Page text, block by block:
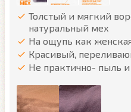
Толстый и мягкий
натуральный мех
На ощупь как
Красивый,
Не практично- пыль